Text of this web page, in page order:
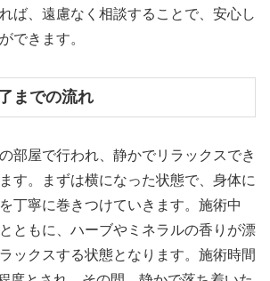
ば、遠慮なく相談することで、安心し
できます。
までの流れ
部屋で行われ、静かでリラックスでき
す。まずは横になった状態で、身体に
丁寧に巻きつけていきます。施術中
ともに、ハーブやミネラルの香りが漂
ックスする状態となります。施術時間